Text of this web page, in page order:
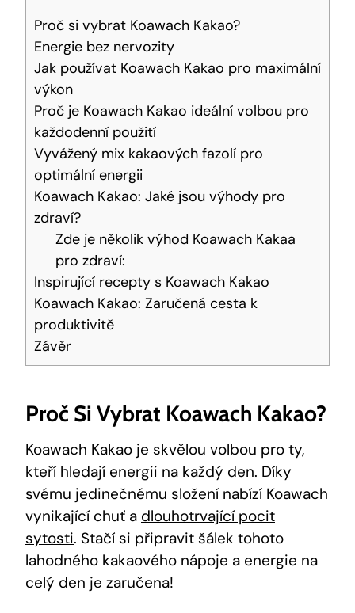
Proč ⁢si vybrat ​Koawach ‍Kakao?
Energie ‍bez nervozity
Jak ​používat Koawach Kakao pro‌ maximální
výkon
Proč je Koawach Kakao ideální volbou ⁢pro
každodenní použití
Vyvážený ‌mix kakaových fazolí⁢ pro
optimální energii
Koawach Kakao: Jaké jsou výhody pro
zdraví?
Zde ⁣je několik výhod Koawach Kakaa
‍pro⁤ zdraví:
Inspirující recepty s Koawach‍ Kakao
Koawach⁣ Kakao: Zaručená cesta k
produktivitě
Závěr
Proč ⁢si Vybrat ​Koawach ‍Kakao?
Koawach Kakao je ⁢skvělou volbou ‌pro ty,
kteří hledají energii na každý den. Díky
svému jedinečnému složení nabízí Koawach
vynikající chuť a dlouhotrvající pocit
sytosti. ⁣Stačí si​ připravit šálek‌ tohoto
lahodného kakaového nápoje​ a energie na
celý den je zaručena!